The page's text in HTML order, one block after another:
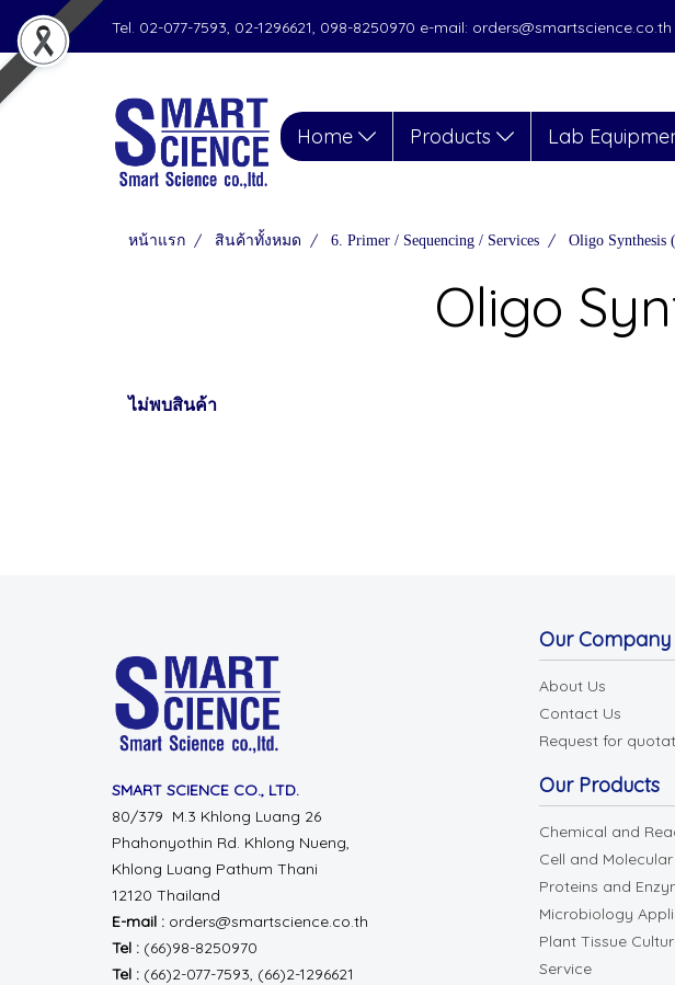
Tel. 02-077-7593, 02-1296621, 098-8250970 e-mail: orders@smartscience.co.th
Home Products Lab
หน้าแรก สินค้าทั้งหมด 6. Primer / Sequencing / Services Oligo Synthesis
Oligo
ไม่พบสินค้า
SMART SCIENCE CO., LTD.
80/379 M.3 Khlong Luang 26
Phahonyothin Rd. Khlong Nueng,
Khlong Luang Pathum Thani
12120 Thailand
E-mail : orders@smartscience.co.th
Tel : (66)98-8250970
Tel : (66)2-077-7593, (66)2-1296621
Our Company
About Us
Contact Us
Request for
Our Products
Chemical and
Cell and
Proteins and
Microbiology
Plant Tissue
Service